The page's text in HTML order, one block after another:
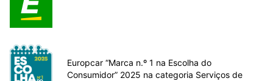
Europcar “Marca n.º 1 na Escolha do
Consumidor” 2025 na categoria Serviços de